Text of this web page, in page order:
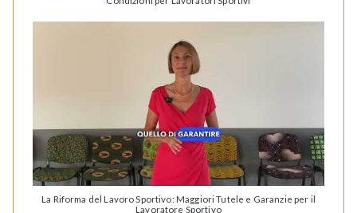
La Riforma del Lavoro Sportivo: Maggiori Tutele e Garanzie per il
Lavoratore Sportivo